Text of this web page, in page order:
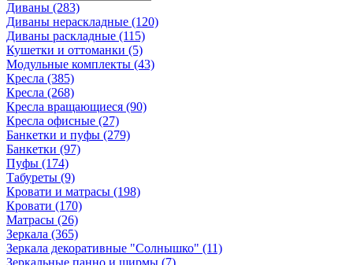
Диваны (283)
Диваны нераскладные (120)
Диваны раскладные (115)
Кушетки и оттоманки (5)
Модульные комплекты (43)
Кресла (385)
Кресла (268)
Кресла вращающиеся (90)
Кресла офисные (27)
Банкетки и пуфы (279)
Банкетки (97)
Пуфы (174)
Табуреты (9)
Кровати и матрасы (198)
Кровати (170)
Матрасы (26)
Зеркала (365)
Зеркала декоративные "Солнышко" (11)
Зеркальные панно и ширмы (7)